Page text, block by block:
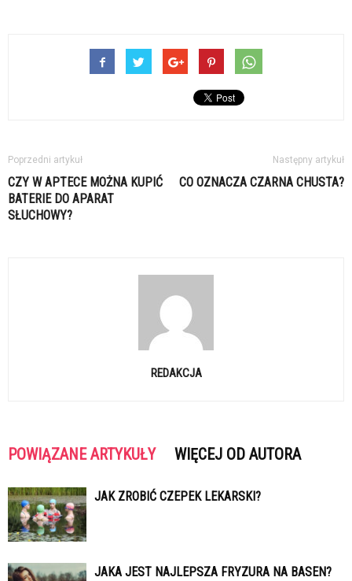
Poprzedni artykuł
CZY W APTECE MOŻNA KUPIĆ
BATERIE DO APARAT
SŁUCHOWY?
Następny artykuł
CO OZNACZA CZARNA CHUSTA?
REDAKCJA
POWIĄZANE ARTYKUŁY WIĘCEJ OD AUTORA
JAK ZROBIĆ CZEPEK LEKARSKI?
JAKA JEST NAJLEPSZA FRYZURA NA BASEN?